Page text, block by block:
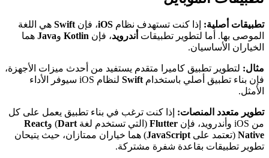
تطبيقات أصلية: إذا كنت تستهدف نظام iOS، فإن Swift هي اللغة
الموصى بها. أما لتطوير تطبيقات أندرويد، فإن Kotlin وJava هما
الخياران الأساسيان.
مثال: لتطوير تطبيق كاميرا متقدم يستفيد من أحدث ميزات الأجهزة،
فإن بناء تطبيق أصلي باستخدام Swift
لنظام iOS سيوفر الأداء
الأمثل.
تطوير متعدد المنصات: إذا كنت ترغب في بناء تطبيق يعمل على كل
من iOS وأندرويد، فإن
Flutter (التي تستخدم لغة Dart) وReact
Native (تعتمد على JavaScript) هما خياران ممتازان، حيث يتيحان
تطوير تطبيقات بقاعدة شفرة مشتركة.